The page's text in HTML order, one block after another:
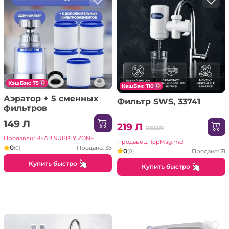
КэшБэк: 75
Аэратор + 5 сменных
фильтров
149 Л
Продавец: BEAR SUPPLY ZONE
0(0) Продано: 38
Купить быстро
КэшБэк: 110
Фильтр SWS, 33741
219 Л 260Л
Продавец: TopMag.md
0(0) Продано: 31
Купить быстро